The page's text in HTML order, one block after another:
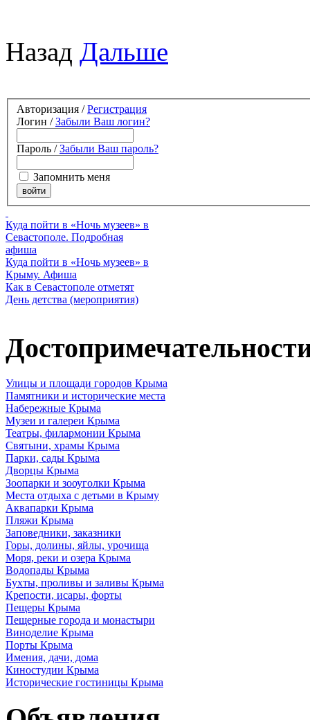
Назад Дальше
Авторизация /Регистрация
Логин /Забыли Ваш логин?
Пароль /Забыли Ваш пароль?
Запомнить меня
Куда пойти в «Ночь музеев» в
Севастополе. Подробная
афиша
Куда пойти в «Ночь музеев» в
Крыму. Афиша
Как в Севастополе отметят
День детства (мероприятия)
Улицы и площади городов Крыма
Памятники и исторические места
Набережные Крыма
Музеи и галереи Крыма
Театры, филармонии Крыма
Святыни, храмы Крыма
Парки, сады Крыма
Дворцы Крыма
Зоопарки и зооуголки Крыма
Места отдыха с детьми в Крыму
Аквапарки Крыма
Пляжи Крыма
Заповедники, заказники
Горы, долины, яйлы, урочища
Моря, реки и озера Крыма
Водопады Крыма
Бухты, проливы и заливы Крыма
Крепости, исары, форты
Пещеры Крыма
Пещерные города и монастыри
Виноделие Крыма
Порты Крыма
Имения, дачи, дома
Киностудии Крыма
Исторические гостиницы Крыма